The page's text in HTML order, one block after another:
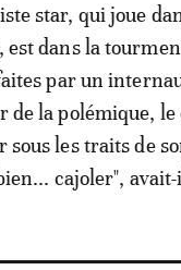
star, qui joue
est dans la
par un
de la polémique,
sous les traits de
cajoler",